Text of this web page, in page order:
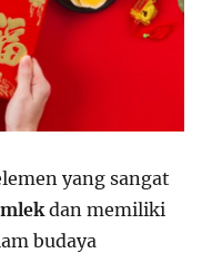
yang sangat
dan memiliki
budaya